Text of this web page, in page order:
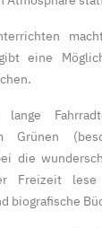
eine
Grünen
die
Freizeit
biografische